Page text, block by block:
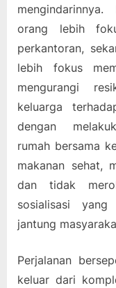
orang lebih
perkantoran,
lebih fokus
mengurangi
keluarga
dengan
rumah bersama
makanan sehat,
dan tidak
sosialisasi
jantung
Perjalanan
keluar dari